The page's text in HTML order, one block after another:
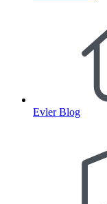
Evler Blog